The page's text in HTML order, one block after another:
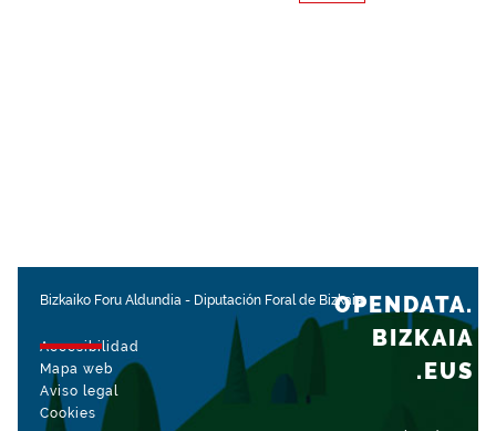
Bizkaiko Foru Aldundia - Diputación Foral de Bizkaia
Accesibilidad
Mapa web
Aviso legal
Cookies
OPENDATA.
BIZKAIA
.EUS